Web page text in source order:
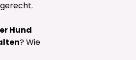
Hund
? Wie